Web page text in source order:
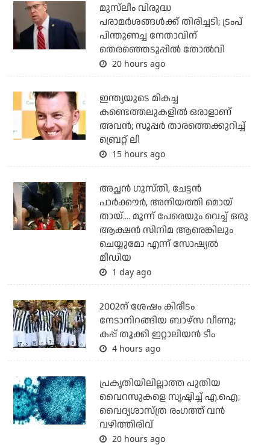
മുസ്‌ലീം വിരുദ്ധ
പരാമര്‍ശങ്ങള്‍ക്ക് തിരിച്ചടി; ട്രംപ്
പിന്തുണച്ച നേതാവിന്
തെരഞ്ഞെടുപ്പില്‍ തോല്‍വി
20 hours ago
ഇന്ത്യയുടെ മികച്ച
കണ്ടെത്തലുകളില്‍ ഒരാളാണ്
അവന്‍; സൂപ്പര്‍ താരത്തെക്കുറിച്ച്
ബ്രെറ്റ് ലീ
15 hours ago
അച്ഛന്‍ ഗുസ്തി, ചേട്ടന്‍
പാര്‍ക്കൗര്‍, അനിയത്തി മൊയ്
തായ്.... മൂന്ന് പേരെയും വെച്ച് ഒരു
ആക്ഷന്‍ സിനിമ ആരെങ്കിലും
ചെയ്യുമോ എന്ന് സോഷ്യല്‍
മീഡിയ
1 day ago
2002ന് ശേഷം കിരീടം
നേടാനിറങ്ങിയ ബാഴ്സ വീണു;
കപ്പ് തൂക്കി ഇറ്റാലിയൻ ടീം
4 hours ago
പ്രകൃതിയിലില്ലാത്ത പുതിയ
വൈറസുകളെ സൃഷ്ടിച്ച് എ.ഐ;
വൈദ്യശാസ്ത്ര രംഗത്ത് വന്‍
വഴിത്തിരിവ്
20 hours ago